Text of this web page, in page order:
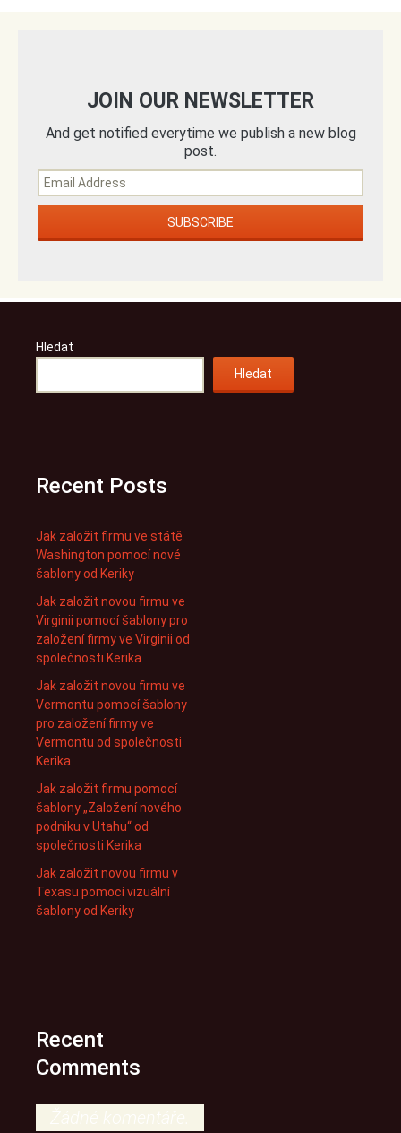
JOIN OUR NEWSLETTER
And get notified everytime we publish a new blog
post.
Hledat
Hledat
Recent Posts
Jak založit firmu ve státě
Washington pomocí nové
šablony od Keriky
Jak založit novou firmu ve
Virginii pomocí šablony pro
založení firmy ve Virginii od
společnosti Kerika
Jak založit novou firmu ve
Vermontu pomocí šablony
pro založení firmy ve
Vermontu od společnosti
Kerika
Jak založit firmu pomocí
šablony „Založení nového
podniku v Utahu“ od
společnosti Kerika
Jak založit novou firmu v
Texasu pomocí vizuální
šablony od Keriky
Recent
Comments
Žádné komentáře.